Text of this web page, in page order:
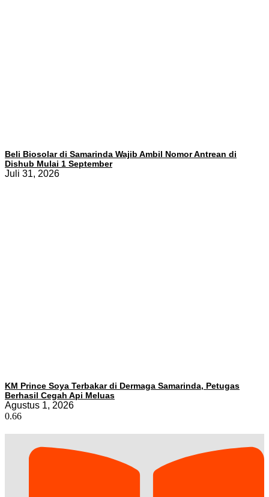
Beli Biosolar di Samarinda Wajib Ambil Nomor Antrean di
Dishub Mulai 1 September
Juli 31, 2026
KM Prince Soya Terbakar di Dermaga Samarinda, Petugas
Berhasil Cegah Api Meluas
Agustus 1, 2026